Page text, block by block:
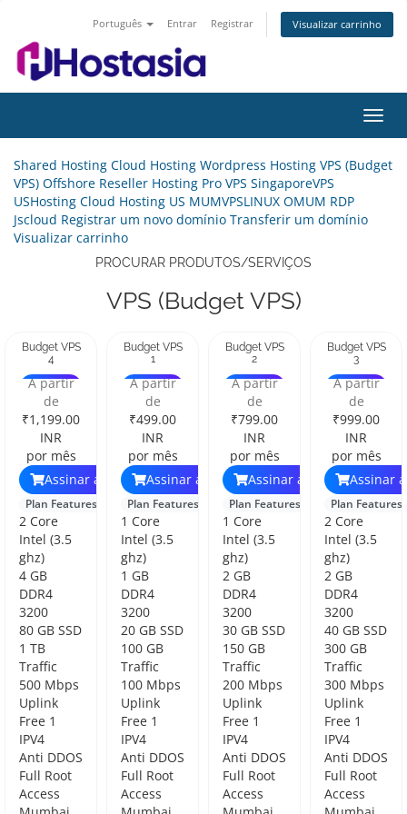
Português Entrar Registrar Visualizar carrinho
Shared Hosting Cloud Hosting Wordpress Hosting VPS (Budget
VPS) Offshore Reseller Hosting Pro VPS SingaporeVPS
USHosting Cloud Hosting US MUMVPSLINUX OMUM RDP
Jscloud Registrar um novo domínio Transferir um domínio
Visualizar carrinho
PROCURAR PRODUTOS/SERVIÇOS
VPS (Budget VPS)
Budget VPS
4
A partir
de
₹1,199.00
INR
por mês
Assinar agora
Plan Features
2 Core
Intel (3.5
ghz)
4 GB
DDR4
3200
80 GB SSD
1 TB
Traffic
500 Mbps
Uplink
Free 1
IPV4
Anti DDOS
Full Root
Access
Budget VPS
1
A partir
de
₹499.00
INR
por mês
Assinar agora
Plan Features
1 Core
Intel (3.5
ghz)
1 GB
DDR4
3200
20 GB SSD
100 GB
Traffic
100 Mbps
Uplink
Free 1
IPV4
Anti DDOS
Full Root
Access
Budget VPS
2
A partir
de
₹799.00
INR
por mês
Assinar agora
Plan Features
1 Core
Intel (3.5
ghz)
2 GB
DDR4
3200
30 GB SSD
150 GB
Traffic
200 Mbps
Uplink
Free 1
IPV4
Anti DDOS
Full Root
Access
Budget VPS
3
A partir
de
₹999.00
INR
por mês
Assinar
Plan Features
2 Core
Intel (3.5
ghz)
2 GB
DDR4
3200
40 GB SSD
300 GB
Traffic
300 Mbps
Uplink
Free 1
IPV4
Anti DDOS
Full Root
Access